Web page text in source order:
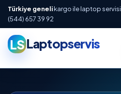
Türkiye genelikargo ile laptop servisi
(544) 657 39 92
LSLaptopservis